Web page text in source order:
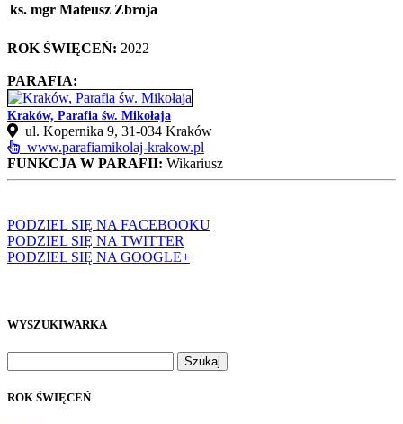
ks. mgr Mateusz Zbroja
ROK ŚWIĘCEŃ: 2022
PARAFIA:
Kraków, Parafia św. Mikołaja
ul. Kopernika 9, 31-034 Kraków
www.parafiamikolaj-krakow.pl
FUNKCJA W PARAFII: Wikariusz
PODZIEL SIĘ NA FACEBOOKU
PODZIEL SIĘ NA TWITTER
PODZIEL SIĘ NA GOOGLE+
WYSZUKIWARKA
ROK ŚWIĘCEŃ